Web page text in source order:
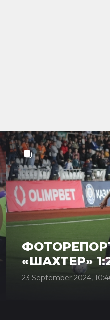
«ШАХТЕР»
23 September 2024,